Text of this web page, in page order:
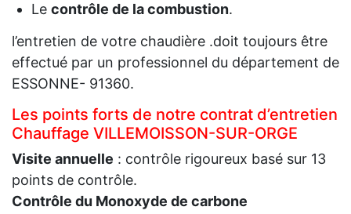
Le contrôle de la combustion.
l’entretien de votre chaudière .doit toujours être
effectué par un professionnel du département de
ESSONNE- 91360.
Les points forts de notre contrat d’entretien
Chauffage VILLEMOISSON-SUR-ORGE
Visite annuelle : contrôle rigoureux basé sur 13
points de contrôle.
Contrôle du Monoxyde de carbone